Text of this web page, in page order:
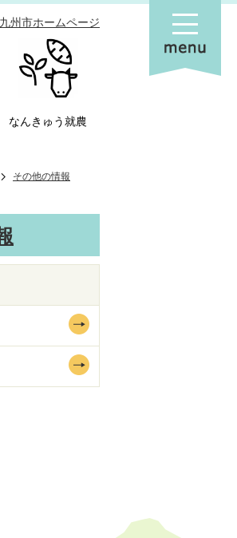
州市ホームページ
なんきゅう就農
その他の情報